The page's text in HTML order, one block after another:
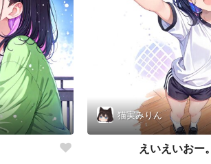
猫実みりん
えいえいおー。